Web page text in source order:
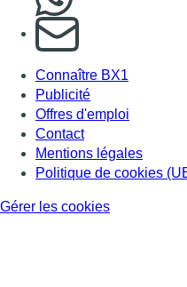
S'abonner à
Connaître BX1
Publicité
Offres d'emploi
Contact
Mentions légales
Politique de cookies
Gérer les cookies